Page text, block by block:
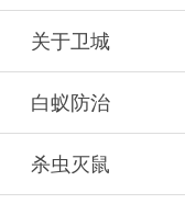
关于卫城
白蚁防治
杀虫灭鼠